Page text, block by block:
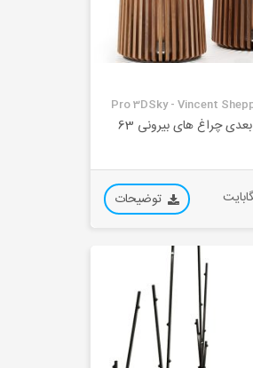
Pro 3DSky - Vincent
چراغ های بیرونی 63
توضیحات